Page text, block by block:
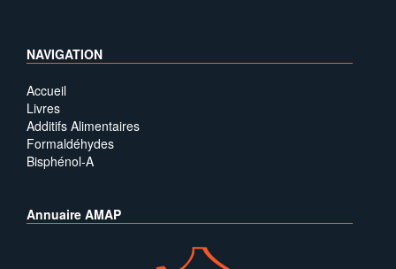
NAVIGATION
Accueil
Livres
Additifs Alimentaires
Formaldéhydes
Bisphénol-A
Annuaire AMAP